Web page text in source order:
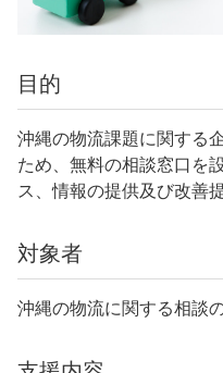
目的
沖縄の物流課題に関する
ため、無料の相談窓口を
ス、情報の提供及び改善
対象者
沖縄の物流に関する相談